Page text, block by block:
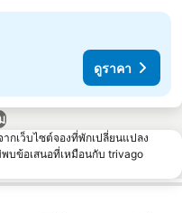
ดูราคา
กเว็บไซต์จองที่พักเปลี่ยนแปลง
บข้อเสนอที่เหมือนกับ trivago